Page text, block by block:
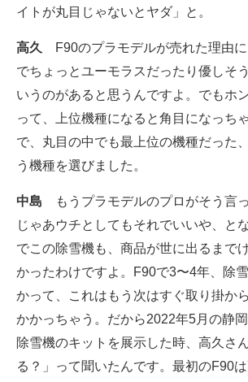
エネルギーの専門メディア
建設×テクノロジーの最前線
ちょっと気になるネットの話題
イトが丸目じゃないとヤダ」と。
高久
F90のプラモデルが売れた理由に
でちょっとユーモラスだったり優しそ
いうのがあると思うんですよ。でもホ
って、上位機種になると角目になっち
で、丸目の中でも最上位の機種だった
う機種を選びました。
中島 もうプラモデルのプロがそう言
じゃあウチとしてもそれでいいや、と
でこの除雪機も、商品が世に出るまで
かったわけですよ。F90で3〜4年、除
かって、これはもう次はすぐ取り掛か
かかっちゃう。だから2022年5月の静
除雪機のキットを展示した時、高久さ
る？」って聞いたんです。最初のF90は